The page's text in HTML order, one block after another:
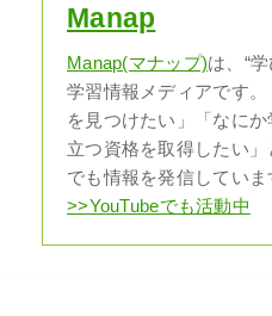
Manap
Manap(マナップ)は、“
学習情報メディアです
を見つけたい」「なに
立つ資格を取得したい
でも情報を発信していま
>>YouTubeでも活動中